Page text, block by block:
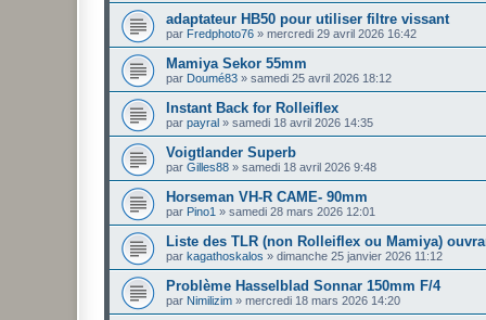
adaptateur HB50 pour utiliser filtre vissant
par Fredphoto76 » mercredi 29 avril 2026 16:42
Mamiya Sekor 55mm
par Doumé83 » samedi 25 avril 2026 18:12
Instant Back for Rolleiflex
par payral » samedi 18 avril 2026 14:35
Voigtlander Superb
par Gilles88 » samedi 18 avril 2026 9:48
Horseman VH-R CAME- 90mm
par Pino1 » samedi 28 mars 2026 12:01
Liste des TLR (non Rolleiflex ou Mamiya)
par kagathoskalos » dimanche 25 janvier 2026 11:12
Problème Hasselblad Sonnar 150mm F/4
par Nimilizim » mercredi 18 mars 2026 14:20